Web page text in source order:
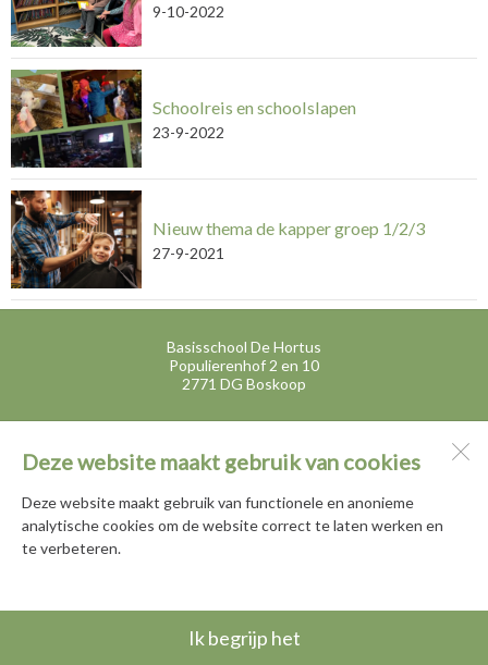
Deze website maakt gebruik van cookies
Deze website maakt gebruik van functionele en anonieme
analytische cookies om de website correct te laten werken en
te verbeteren.
Ik begrijp het
9-10-2022
Schoolreis en schoolslapen
23-9-2022
Nieuw thema de kapper groep 1/2/3
27-9-2021
Basisschool De Hortus
Populierenhof 2 en 10
2771 DG Boskoop
Open desktopversie